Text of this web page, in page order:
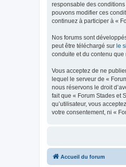
responsable des
pouvons modifier ces
continuez à participer à «
Nos forums sont
peut être téléchargé sur le
conduite et du contenu que
Vous acceptez de ne
lequel le serveur de «
nous réservons le droit
fait que « Forum Stades et
qu’utilisateur, vous
votre consentement, ni «
Accueil du forum